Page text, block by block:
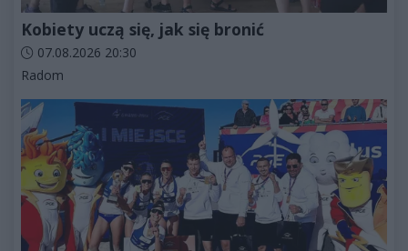
Kobiety uczą się, jak się bronić
Data dodania artykułu:
07.08.2026 20:30
Kategorie artykułu:
Radom